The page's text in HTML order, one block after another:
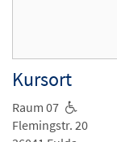
Kursort
Raum 07
Flemingstr. 20